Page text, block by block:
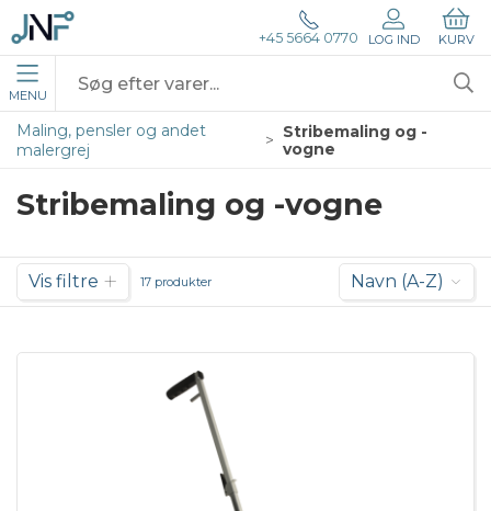
+45 5664 0770 LOG IND KURV
MENU
Maling, pensler og andet
malergrej
Stribemaling og -
vogne
Stribemaling og -vogne
Vis filtre 17 produkter Navn (A-Z)